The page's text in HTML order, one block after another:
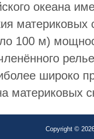
океана
материковых
100 м)
широко
материковых
Copyright ©